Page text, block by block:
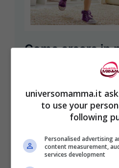
Come creare in
una casa sicura
bambino: i
fare subito
15 Settembre 2024
Per creare un
minimizzare i rischi
universomamma.it
to use your
following
Personalised advertising
content measurement,
services development